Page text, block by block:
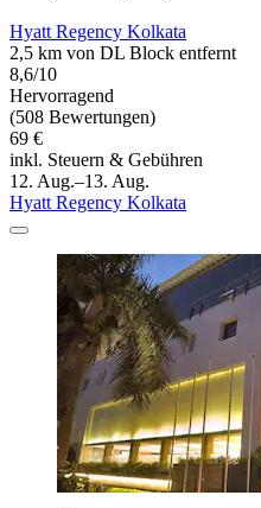
Hyatt Regency Kolkata
2,5 km von DL Block entfernt
8,6/10
Hervorragend
(508 Bewertungen)
69 €
inkl. Steuern & Gebühren
12. Aug.–13. Aug.
Hyatt Regency Kolkata